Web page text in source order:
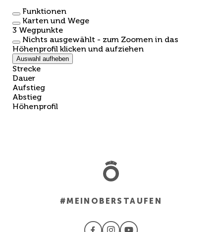
Funktionen
Karten und Wege
3 Wegpunkte
Nichts ausgewählt - zum Zoomen in das
Höhenprofil klicken und aufziehen
Auswahl aufheben
Strecke
Dauer
Aufstieg
Abstieg
Höhenprofil
#MEINOBERSTAUFEN